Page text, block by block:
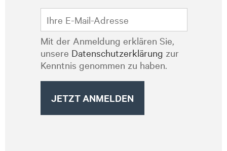
Mit der Anmeldung erklären Sie,
unsere Datenschutzerklärung zur
Kenntnis genommen zu haben.